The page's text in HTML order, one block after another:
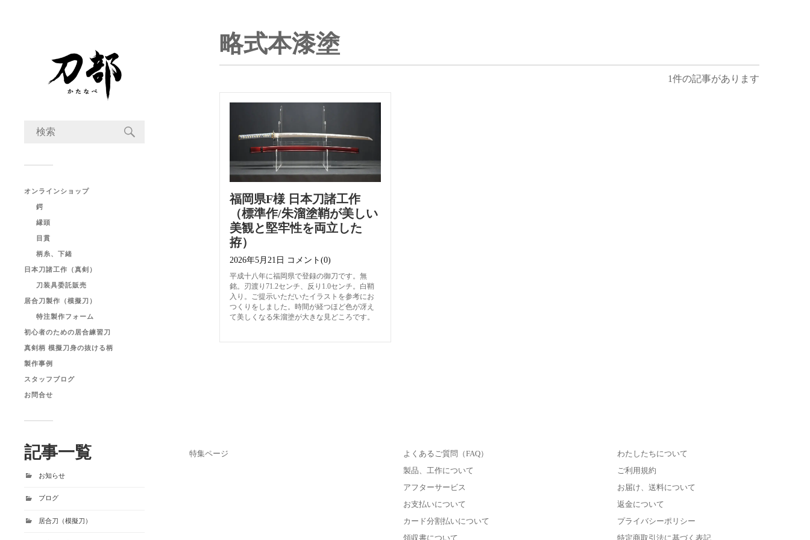
オンラインショップ
鍔
縁頭
目貫
柄糸、下緒
日本刀諸工作（真剣）
刀装具委託販売
居合刀製作（模擬刀）
特注製作フォーム
初心者のための居合練習刀
真剣柄 模擬刀身の抜ける柄
製作事例
スタッフブログ
お問合せ
記事一覧
お知らせ
ブログ
居合刀（模擬刀）
略式本漆塗
1件の記事があります
福岡県F様 日本刀諸工作
（標準作/朱溜塗鞘が美しい
美観と堅牢性を両立した
拵）
2026年5月21日 コメント(0)
平成十八年に福岡県で登録の御刀です。無
銘。刃渡り71.2センチ、反り1.0センチ。白鞘
入り。ご提示いただいたイラストを参考にお
つくりをしました。時間が経つほど色が冴え
て美しくなる朱溜塗が大きな見どころです。
特集ページ
よくあるご質問（FAQ）
製品、工作について
アフターサービス
お支払いについて
カード分割払いについて
領収書について
わたしたちについて
ご利用規約
お届け、送料について
返金について
プライバシーポリシー
特定商取引法に基づく表記